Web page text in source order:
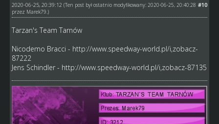
#10
2020-06-25, 20:39:12 (Ten post był ostatnio modyfikowany: 2020-06-25, 20:40:28
przez Marek79 .)
Tarzan's Team Tarnów
Nicodemo Bracci - http://www.speedway-world.pl/i,zobacz-
87222
Jens Schindler - http://www.speedway-world.pl/i,zobacz-87135